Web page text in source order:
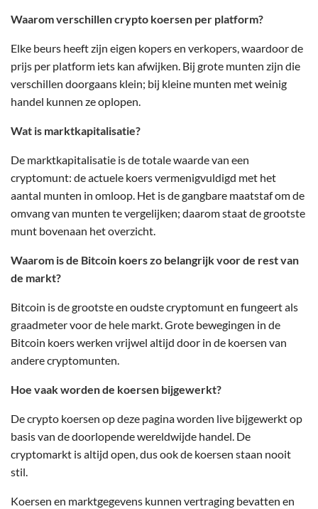
Waarom verschillen crypto koersen per platform?
Elke beurs heeft zijn eigen kopers en verkopers, waardoor de
prijs per platform iets kan afwijken. Bij grote munten zijn die
verschillen doorgaans klein; bij kleine munten met weinig
handel kunnen ze oplopen.
Wat is marktkapitalisatie?
De marktkapitalisatie is de totale waarde van een
cryptomunt: de actuele koers vermenigvuldigd met het
aantal munten in omloop. Het is de gangbare maatstaf om de
omvang van munten te vergelijken; daarom staat de grootste
munt bovenaan het overzicht.
Waarom is de Bitcoin koers zo belangrijk voor de rest van
de markt?
Bitcoin is de grootste en oudste cryptomunt en fungeert als
graadmeter voor de hele markt. Grote bewegingen in de
Bitcoin koers werken vrijwel altijd door in de koersen van
andere cryptomunten.
Hoe vaak worden de koersen bijgewerkt?
De crypto koersen op deze pagina worden live bijgewerkt op
basis van de doorlopende wereldwijde handel. De
cryptomarkt is altijd open, dus ook de koersen staan nooit
stil.
Koersen en marktgegevens kunnen vertraging bevatten en